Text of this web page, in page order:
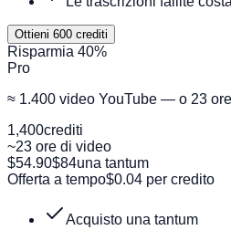
Ottieni 600 crediti
Risparmia 40%
Pro
≈ 1.400 video YouTube — o 23
1,400crediti
~23 ore di video
$54.90$84una tantum
Offerta a tempo$0.04 per credito
Acquisto una tantum